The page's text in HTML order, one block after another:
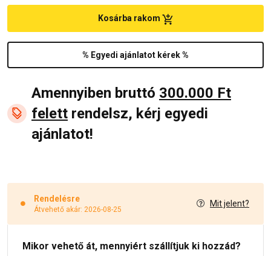
% Egyedi ajánlatot kérek %
Kosárba rakom
Amennyiben bruttó 300.000 Ft
felett rendelsz, kérj egyedi
ajánlatot!
Rendelésre
Átvehető akár: 2026-08-25
Mit jelent?
Mikor vehető át, mennyiért szállítjuk ki hozzád?